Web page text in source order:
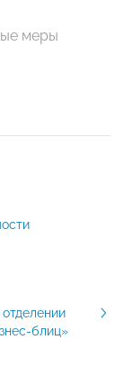
меры
блиц»